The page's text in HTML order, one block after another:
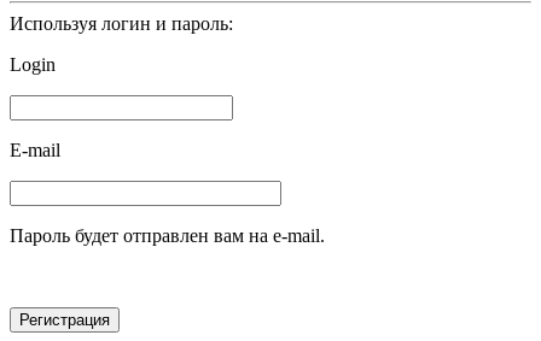
Используя логин и пароль:
Login
E-mail
Пароль будет отправлен вам на e-mail.